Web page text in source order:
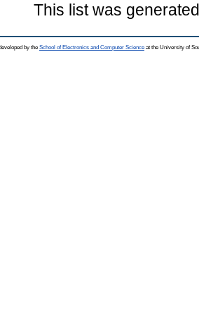
This list was
by the School of Electronics and Computer Science at the University of